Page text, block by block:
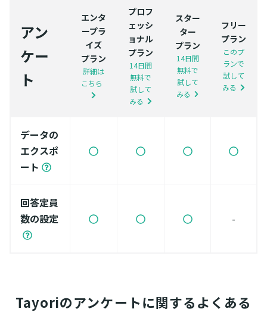
アン
ケー
ト
エンタ
ープラ
イズ
プラン
詳細は
こちら
プロフ
ェッシ
ョナル
プラン
14日間
無料で
試して
みる
スター
ター
プラン
14日間
無料で
試して
みる
フリー
プラン
このプ
ランで
試して
みる
データの
エクスポ
ート
回答定員
数の設定
-
Tayoriのアンケートに関するよくある